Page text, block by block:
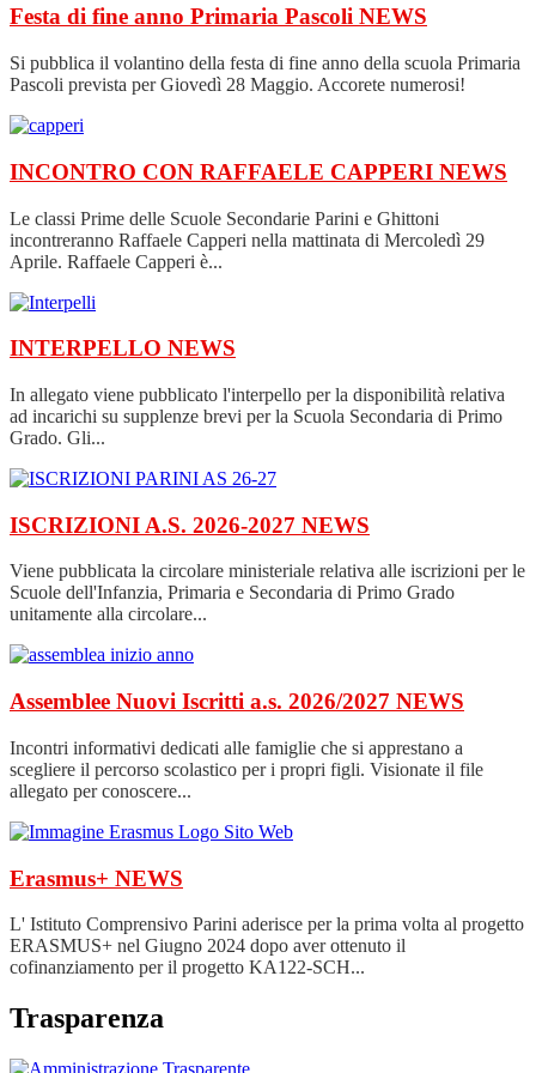
Festa di fine anno Primaria Pascoli NEWS
Si pubblica il volantino della festa di fine anno della scuola Primaria
Pascoli prevista per Giovedì 28 Maggio. Accorete numerosi!
INCONTRO CON RAFFAELE CAPPERI NEWS
Le classi Prime delle Scuole Secondarie Parini e Ghittoni
incontreranno Raffaele Capperi nella mattinata di Mercoledì 29
Aprile. Raffaele Capperi è...
INTERPELLO NEWS
In allegato viene pubblicato l'interpello per la disponibilità relativa
ad incarichi su supplenze brevi per la Scuola Secondaria di Primo
Grado. Gli...
ISCRIZIONI A.S. 2026-2027 NEWS
Viene pubblicata la circolare ministeriale relativa alle iscrizioni per le
Scuole dell'Infanzia, Primaria e Secondaria di Primo Grado
unitamente alla circolare...
Assemblee Nuovi Iscritti a.s. 2026/2027 NEWS
Incontri informativi dedicati alle famiglie che si apprestano a
scegliere il percorso scolastico per i propri figli. Visionate il file
allegato per conoscere...
Erasmus+ NEWS
L' Istituto Comprensivo Parini aderisce per la prima volta al progetto
ERASMUS+ nel Giugno 2024 dopo aver ottenuto il
cofinanziamento per il progetto KA122-SCH...
Trasparenza